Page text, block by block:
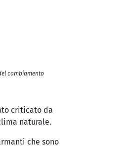
cambiamento
criticato da
naturale.
che sono